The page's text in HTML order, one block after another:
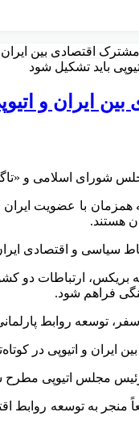
اقتصادی بین ایران
ایران و
شورای اسلامی و «
با عضویت ایران و
هستند.
بیش از ۷۰ سال است. لازم است روابط دو
بریکس، ارتباطات دو
فراهم شود.
توسعه روابط
ایران و اتیوپی در
مجلس اتیوپی
منجر به توسعه